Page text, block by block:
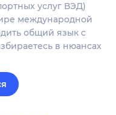
услуг ВЭД)
международной
общий язык с
в нюансах